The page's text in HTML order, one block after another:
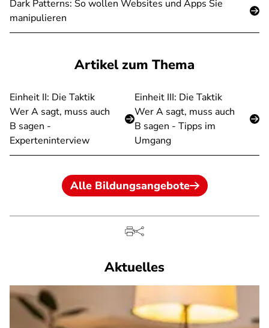
Dark Patterns: So wollen Websites und Apps Sie
manipulieren
Artikel zum Thema
Einheit II: Die Taktik
Wer A sagt, muss auch
B sagen -
Experteninterview
Einheit III: Die Taktik
Wer A sagt, muss auch
B sagen - Tipps im
Umgang
Alle Bildungsangebote
Aktuelles